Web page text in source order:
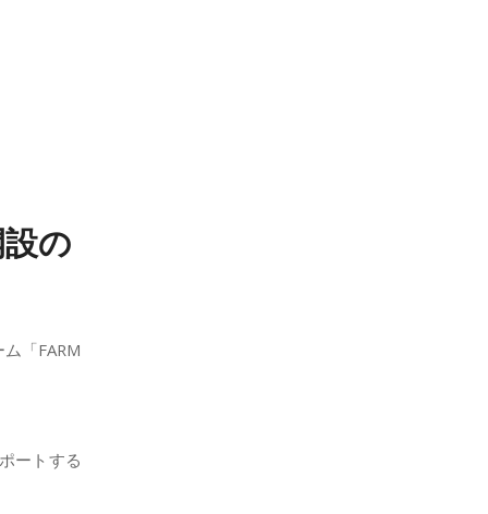
の
「FARM
ートする